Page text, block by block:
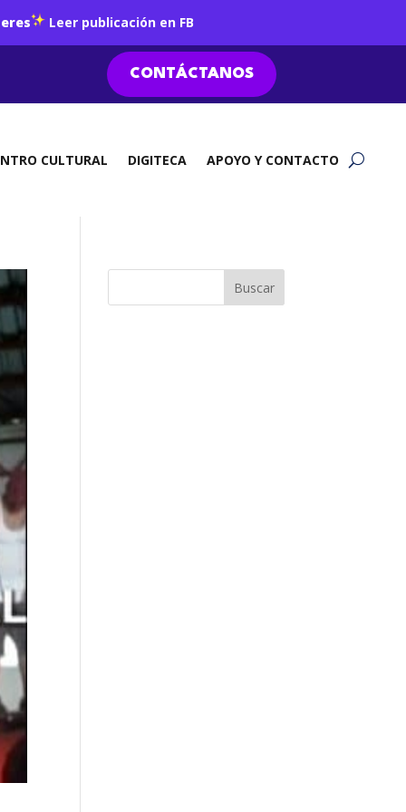
Leer publicación en FB
CONTÁCTANOS
CULTURAL DIGITECA APOYO Y CONTACTO